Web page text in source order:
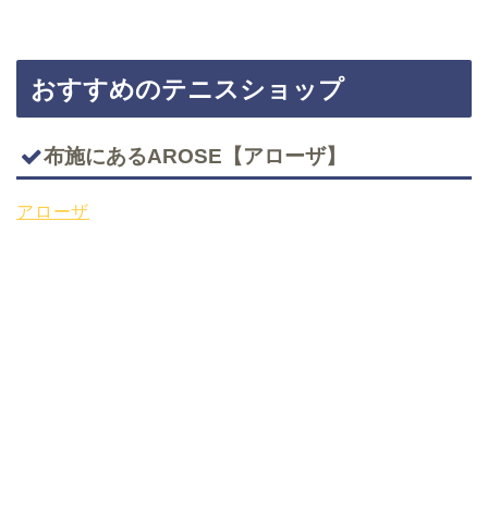
おすすめのテニスショップ
布施にあるAROSE【アローザ】
アローザ